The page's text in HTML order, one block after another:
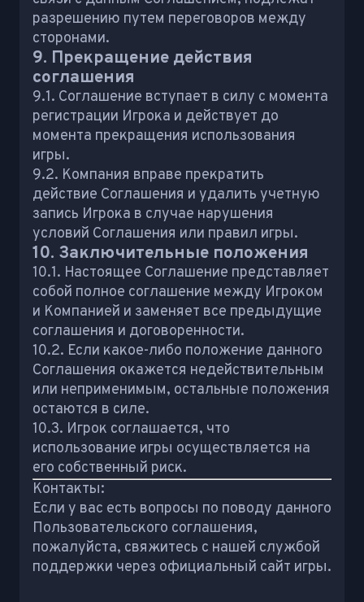
разрешению путем переговоров между
сторонами.
9. Прекращение действия
соглашения
9.1. Соглашение вступает в силу с момента
регистрации Игрока и действует до
момента прекращения использования
игры.
9.2. Компания вправе прекратить
действие Соглашения и удалить учетную
запись Игрока в случае нарушения
условий Соглашения или правил игры.
10. Заключительные положения
10.1. Настоящее Соглашение представляет
собой полное соглашение между Игроком
и Компанией и заменяет все предыдущие
соглашения и договоренности.
10.2. Если какое-либо положение данного
Соглашения окажется недействительным
или неприменимым, остальные положения
остаются в силе.
10.3. Игрок соглашается, что
использование игры осуществляется на
его собственный риск.
Контакты:
Если у вас есть вопросы по поводу данного
Пользовательского соглашения,
пожалуйста, свяжитесь с нашей службой
поддержки через официальный сайт игры.